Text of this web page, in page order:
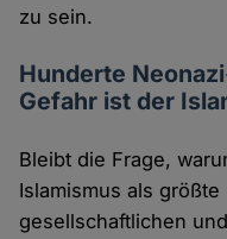
zu sein.
Hunderte
Gefahr ist der
Bleibt die Frage,
Islamismus als
gesellschaftlichen